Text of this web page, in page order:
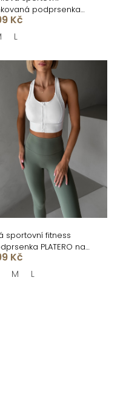
podprsenka
Kč
L
sportovní fitness
PLATERO na
Kč
M L